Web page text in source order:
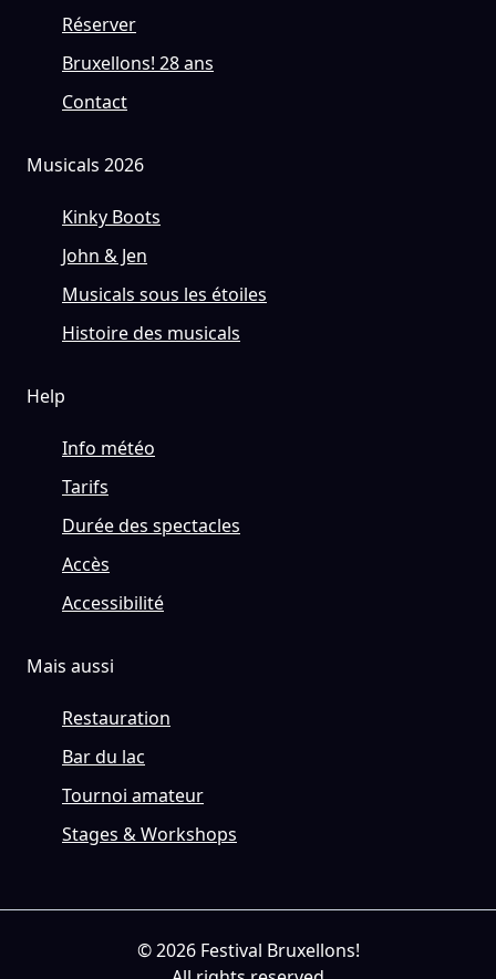
Réserver
Bruxellons! 28 ans
Contact
Musicals 2026
Kinky Boots
John & Jen
Musicals sous les étoiles
Histoire des musicals
Help
Info météo
Tarifs
Durée des spectacles
Accès
Accessibilité
Mais aussi
Restauration
Bar du lac
Tournoi amateur
Stages & Workshops
© 2026 Festival Bruxellons!